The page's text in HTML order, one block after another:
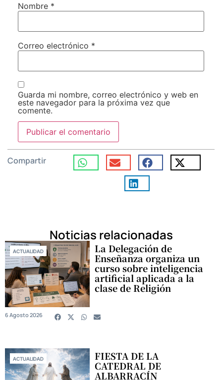
Nombre *
Correo electrónico *
Guarda mi nombre, correo electrónico y web en
este navegador para la próxima vez que
comente.
Compartir
Noticias relacionadas
ACTUALIDAD La Delegación de
Enseñanza organiza un
curso sobre inteligencia
artificial aplicada a la
clase de Religión
6 Agosto 2026
ACTUALIDAD FIESTA DE LA
CATEDRAL DE
ALBARRACÍN